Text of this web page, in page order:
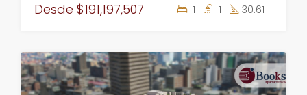
Desde $191,197,507 1 1 30.61